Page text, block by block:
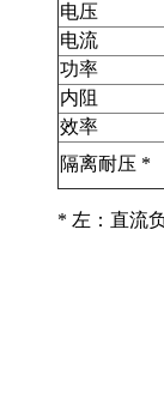
电压
电流
功率
内阻
效率
隔离耐压 *
* 左：直流